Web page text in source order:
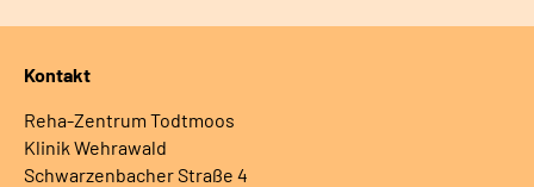
Kontakt
Reha-Zentrum Todtmoos
Klinik Wehrawald
Schwarzenbacher Straße 4